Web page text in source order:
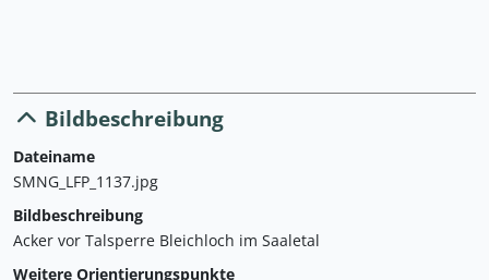
Bildbeschreibung
Dateiname
SMNG_LFP_1137.jpg
Bildbeschreibung
Acker vor Talsperre Bleichloch im Saaletal
Weitere Orientierungspunkte